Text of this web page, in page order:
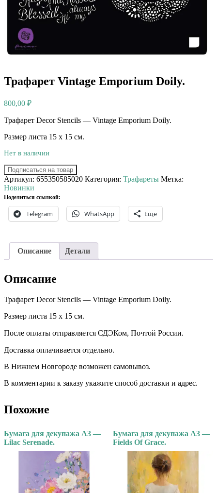
Трафарет Vintage Emporium Doily.
800,00 ₽
Трафарет Decor Stencils — Vintage Emporium Doily.
Размер листа 15 х 15 см.
Нет в наличии
Подписаться на товар
Артикул: 655350585020 Категория: Трафареты Метка:
Новинки
Поделиться ссылкой:
Telegram WhatsApp Ещё
Описание Детали
Описание
Трафарет Decor Stencils — Vintage Emporium Doily.
Размер листа 15 х 15 см.
После оплаты отправляется СДЭКом, Почтой России. ⠀
Доставка оплачивается отдельно. ⠀
В Нижнем Новгороде возможен самовывоз.
В комментарии к заказу укажите способ доставки и адрес.
Похожие
Бумага для декупажа А3 —
Lilac Serenade.
Бумага для декупажа А3 —
Fields Of Grace.